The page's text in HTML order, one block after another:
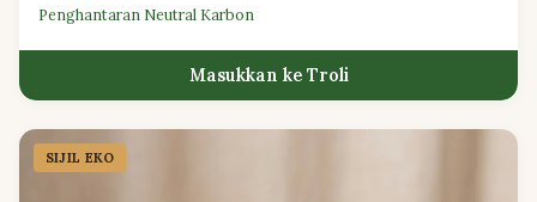
Penghantaran Neutral Karbon
Masukkan ke Troli
SIJIL EKO